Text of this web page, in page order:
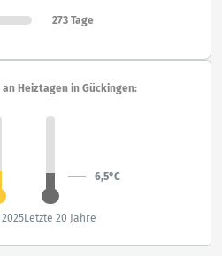
273 Tage
Heiztagen in Gückingen:
6,5°C
Letzte 20 Jahre